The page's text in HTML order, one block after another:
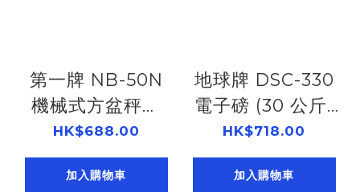
第一牌 NB-50N
機械式方盆秤磅
(50 公斤)
505540150
HK$688.00
加入購物車
地球牌 DSC-330
電子磅 (30 公斤/
66 磅)
505533300
HK$718.00
加入購物車